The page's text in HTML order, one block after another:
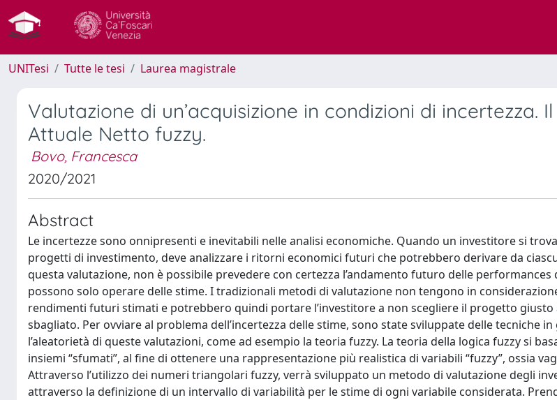
UNITesi Tutte le tesi Laurea magistrale
Valutazione di un’acquisizione in condizioni di incertezza.
Attuale Netto fuzzy.
Bovo, Francesca
2020/2021
Abstract
Le incertezze sono onnipresenti e inevitabili nelle analisi economiche. Quando un investitore si
progetti di investimento, deve analizzare i ritorni economici futuri che potrebbero derivare da
questa valutazione, non è possibile prevedere con certezza l’andamento futuro delle performances
possono solo operare delle stime. I tradizionali metodi di valutazione non tengono in
rendimenti futuri stimati e potrebbero quindi portare l’investitore a non scegliere il progetto
sbagliato. Per ovviare al problema dell’incertezza delle stime, sono state sviluppate delle tecniche
l’aleatorietà di queste valutazioni, come ad esempio la teoria fuzzy. La teoria della logica fuzzy si
insiemi “sfumati”, al fine di ottenere una rappresentazione più realistica di variabili “fuzzy”, ossia
Attraverso l’utilizzo dei numeri triangolari fuzzy, verrà sviluppato un metodo di valutazione degli
attraverso la definizione di un intervallo di variabilità per le stime di ogni variabile considerata.